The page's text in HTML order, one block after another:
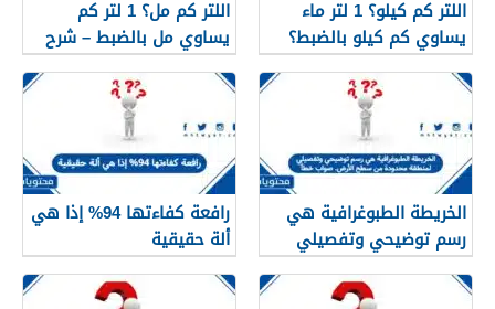
اللتر كم كيلو؟ 1 لتر ماء
يساوي كم كيلو بالضبط؟
اللتر كم مل؟ 1 لتر كم
يساوي مل بالضبط – شرح
مبسّط وواضح
الخريطة الطبوغرافية هي
رسم توضيحي وتفصيلي
لمنطقة محدودة من سطح
الأرض. صواب خطأ
رافعة كفاءتها 94% إذا هي
ألة حقيقية